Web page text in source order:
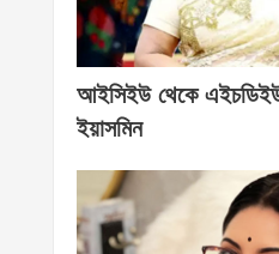
আইসিইউ থেকে
ইয়াসমিন